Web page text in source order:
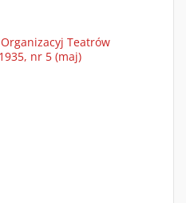
Teatrów
nr 5 (maj)